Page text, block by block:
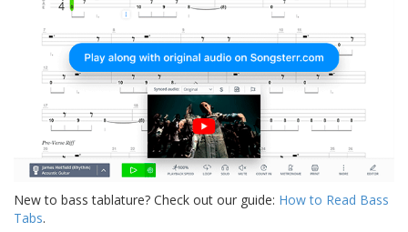
New to bass tablature? Check out our guide: How to Read Bass
Tabs.